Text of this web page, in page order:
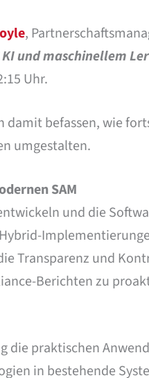
,
und maschinellem
Uhr.
damit befassen, wie
umgestalten.
SAM
und die
Transparenz und
Berichten zu
die praktischen
in bestehende